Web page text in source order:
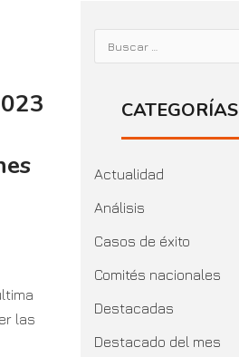
las
CATEGORÍAS
Actualidad
Análisis
Casos de éxito
Comités nacionales
Destacadas
Destacado del mes